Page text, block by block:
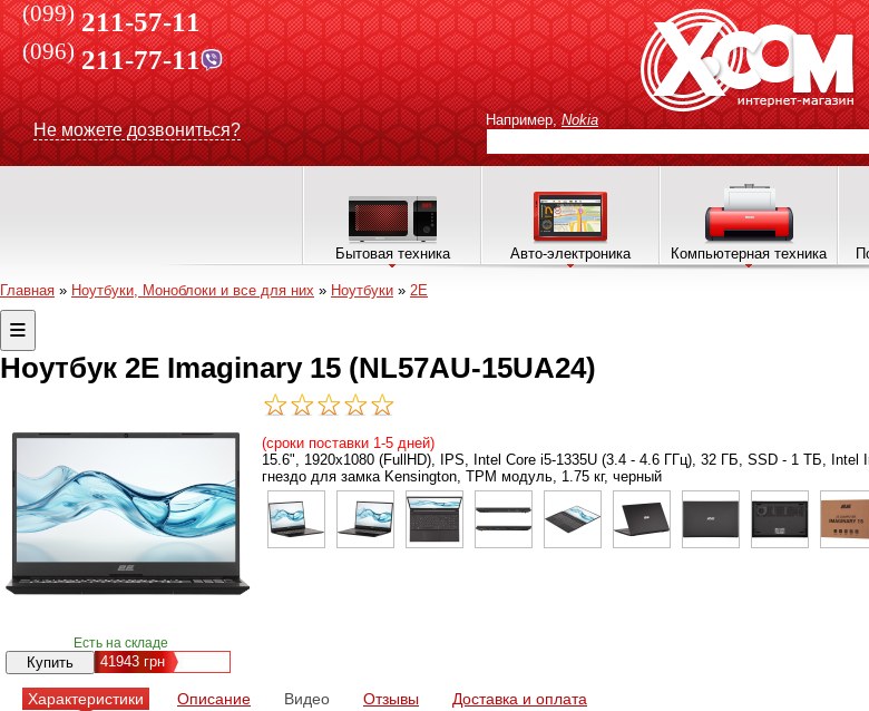
(099) 211-57-11
(096)211-77-11
Не можете дозвониться?
Например, Nokia
Бытовая техника Авто-электроника Компьютерная техника
Главная » Ноутбуки, Моноблоки и все для них » Ноутбуки » 2E
Ноутбук 2E Imaginary 15 (NL57AU-15UA24)
Есть на складе
41943грн
(сроки поставки 1-5 дней)
15.6", 1920х1080 (FullHD), IPS, Intel Core i5-1335U (3.4 - 4.6 ГГц), 32 ГБ, SSD - 1 ТБ, Intel
гнездо для замка Kensington, TPM модуль, 1.75 кг, черный
Характеристики Описание Видео Отзывы Доставка и оплата